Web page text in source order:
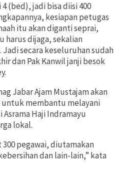
4 (bed), jadi bisa diisi 400
kesiapan petugas
itu akan diganti seprai,
harus dijaga, sekalian
secara keseluruhan sudah
dan Pak Kanwil janji besok
Jabar Ajam Mustajam akan
untuk membantu melayani
Haji Indramayu
lokal.
pegawai, diutamakan
dan lain-lain,” kata